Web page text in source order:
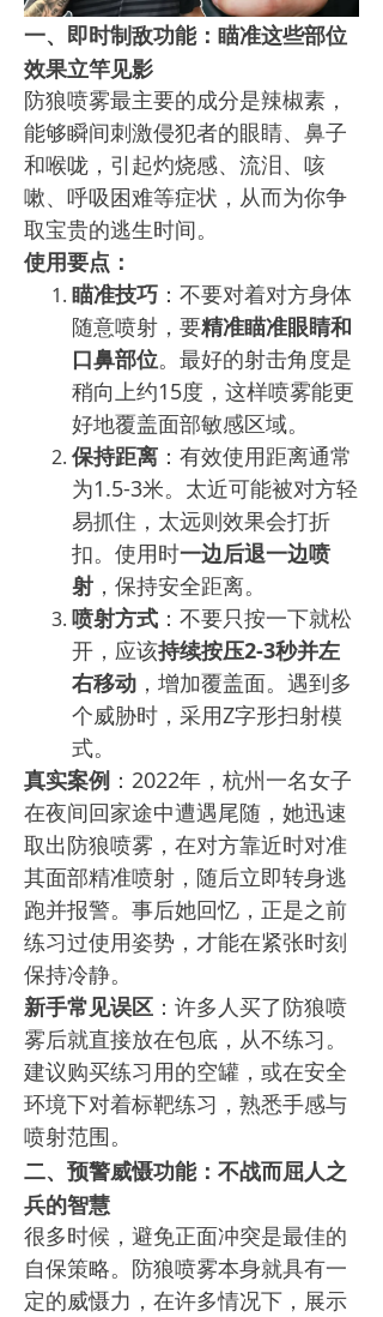
一、即时制敌功能：瞄准这些部位
效果立竿见影
防狼喷雾最主要的成分是辣椒素，
能够瞬间刺激侵犯者的眼睛、鼻子
和喉咙，引起灼烧感、流泪、咳
嗽、呼吸困难等症状，从而为你争
取宝贵的逃生时间。
使用要点：
瞄准技巧 ：不要对着对方身体
随意喷射，要精准瞄准眼睛和
口鼻部位。最好的射击角度是
稍向上约15度，这样喷雾能更
好地覆盖面部敏感区域。
保持距离 ：有效使用距离通常
为1.5-3米。太近可能被对方轻
易抓住，太远则效果会打折
扣。使用时一边后退一边喷
射 ，保持安全距离。
喷射方式 ：不要只按一下就松
开，应该持续按压2-3秒并左
右移动 ，增加覆盖面。遇到多
个威胁时，采用Z字形扫射模
式。
真实案例 ：2022年，杭州一名女子
在夜间回家途中遭遇尾随，她迅速
取出防狼喷雾，在对方靠近时对准
其面部精准喷射，随后立即转身逃
跑并报警。事后她回忆，正是之前
练习过使用姿势，才能在紧张时刻
保持冷静。
新手常见误区 ：许多人买了防狼喷
雾后就直接放在包底，从不练习。
建议购买练习用的空罐，或在安全
环境下对着标靶练习，熟悉手感与
喷射范围。
二、预警威慑功能：不战而屈人之
兵的智慧
很多时候，避免正面冲突是最佳的
自保策略。防狼喷雾本身就具有一
定的威慑力，在许多情况下，展示